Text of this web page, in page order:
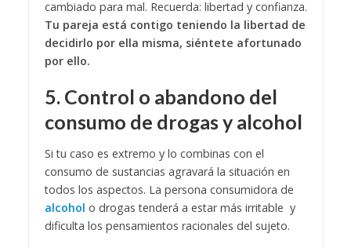
cambiado para mal. Recuerda: libertad y confianza.
Tu pareja está contigo teniendo la libertad de
decidirlo por ella misma, siéntete afortunado
por ello.
5. Control o abandono del
consumo de drogas y alcohol
Si tu caso es extremo y lo combinas con el
consumo de sustancias agravará la situación en
todos los aspectos. La persona consumidora de
alcohol o drogas tenderá a estar más irritable y
dificulta los pensamientos racionales del sujeto.